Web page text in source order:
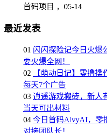
首码项目 ， 05-14
最近发表
01 闪闪探险记今日火爆
要火爆全网！
02
【萌动日记】零撸操
每天7个广告
03 逍遥游戏搬砖，新人
当天可出材料
04 今日首码AivyAI，零
对接团队长！